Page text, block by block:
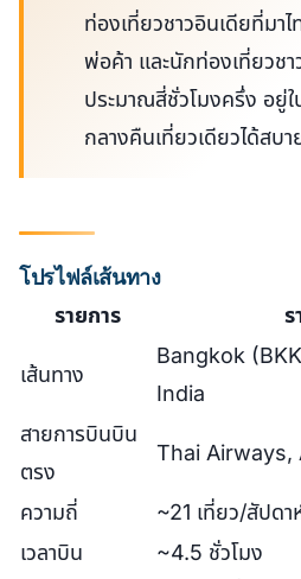
ท่องเที่ยวชาวอินเดียที่มา
พ่อค้า และนักท่องเที่ยวชา
ประมาณสี่ชั่วโมงครึ่ง อยู่
กลางคืนเที่ยวเดียวได้สบา
โปรไฟล์เส้นทาง
รายการ ร
เส้นทาง
Bangkok
India
สายการบินบิน
ตรง
Thai Airways,
ความถี่
~21 เที่ยว/สัปดา
เวลาบิน
~4.5 ชั่วโมง